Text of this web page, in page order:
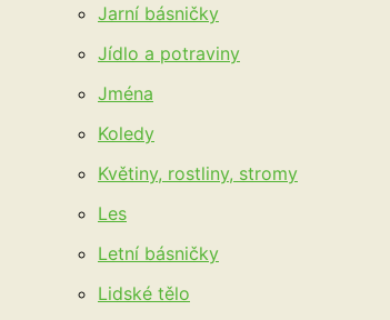
Jarní básničky
Jídlo a potraviny
Jména
Koledy
Květiny, rostliny, stromy
Les
Letní básničky
Lidské tělo